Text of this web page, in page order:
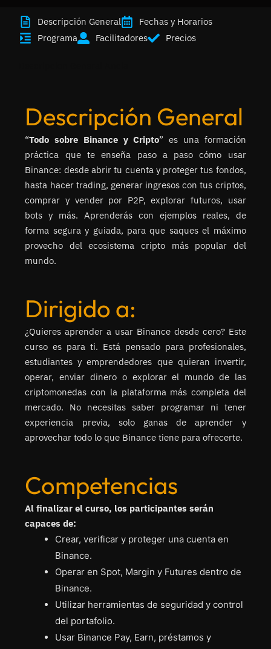
Descripción General
Fechas y Horarios
Programa
Facilitadores Precios
Descripción General
“Todo sobre Binance y Cripto” es una formación
práctica que te enseña paso a paso cómo usar
Binance: desde abrir tu cuenta y proteger tus fondos,
hasta hacer trading, generar ingresos con tus criptos,
comprar y vender por P2P, explorar futuros, usar
bots y más. Aprenderás con ejemplos reales, de
forma segura y guiada, para que saques el máximo
provecho del ecosistema cripto más popular del
mundo.
Dirigido a:
¿Quieres aprender a usar Binance desde cero? Este
curso es para ti. Está pensado para profesionales,
estudiantes y emprendedores que quieran invertir,
operar, enviar dinero o explorar el mundo de las
criptomonedas con la plataforma más completa del
mercado. No necesitas saber programar ni tener
experiencia previa, solo ganas de aprender y
aprovechar todo lo que Binance tiene para ofrecerte.
Competencias
Al finalizar el curso, los participantes serán
capaces de:
Crear, verificar y proteger una cuenta en
Binance.
Operar en Spot, Margin y Futures dentro de
Binance.
Utilizar herramientas de seguridad y control
del portafolio.
Usar Binance Pay, Earn, préstamos y